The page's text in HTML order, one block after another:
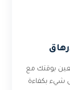
بوقتك مع
شيء بكفاءة